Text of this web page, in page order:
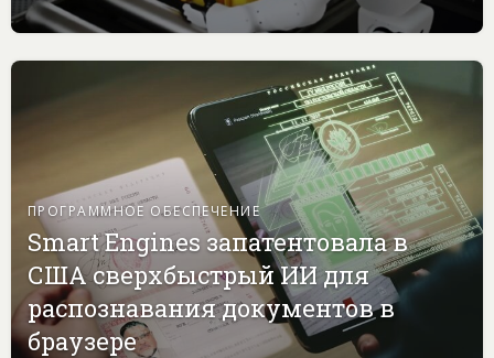
ПРОГРАММНОЕ ОБЕСПЕЧЕНИЕ
Smart Engines запатентовала в
США сверхбыстрый ИИ для
распознавания документов в
браузере